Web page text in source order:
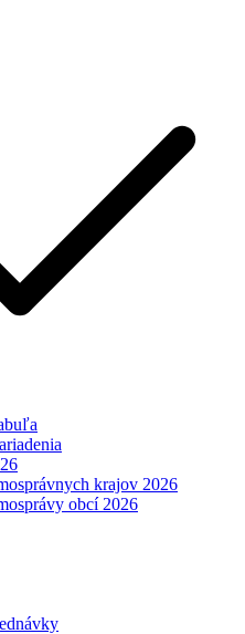
krajov 2026
obcí 2026